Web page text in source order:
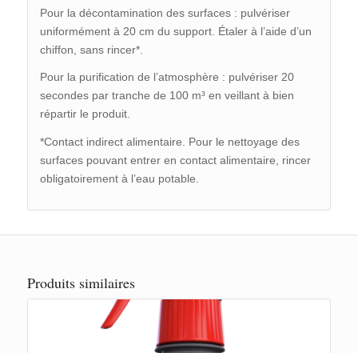
Pour la décontamination des surfaces : pulvériser
uniformément à 20 cm du support. Étaler à l’aide d’un
chiffon, sans rincer*.
Pour la purification de l’atmosphère : pulvériser 20
secondes par tranche de 100 m³ en veillant à bien
répartir le produit.
*Contact indirect alimentaire. Pour le nettoyage des
surfaces pouvant entrer en contact alimentaire, rincer
obligatoirement à l’eau potable.
Produits similaires